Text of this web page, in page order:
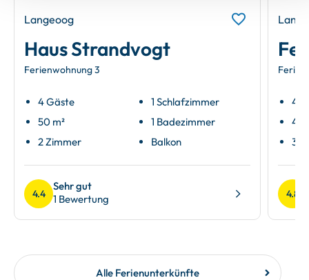
Langeoog
Haus Strandvogt
Ferienwohnung 3
4 Gäste
50 m²
2 Zimmer
1 Schlafzimmer
1 Badezimmer
Balkon
4.4
Sehr gut
1 Bewertung
4
49
3
4.8
Alle Ferienunterkünfte